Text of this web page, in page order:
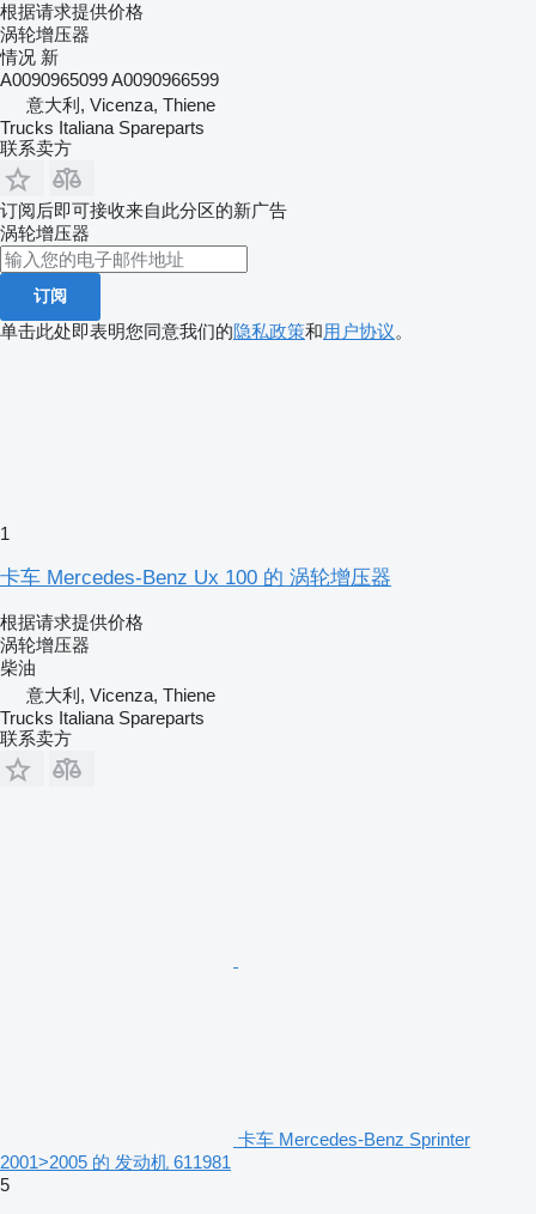
根据请求提供价格
涡轮增压器
情况 新
A0090965099 A0090966599
意大利, Vicenza, Thiene
Trucks Italiana Spareparts
联系卖方
订阅后即可接收来自此分区的新广告
涡轮增压器
订阅
单击此处即表明您同意我们的隐私政策和用户协议。
1
卡车 Mercedes-Benz Ux 100 的 涡轮增压器
根据请求提供价格
涡轮增压器
柴油
意大利, Vicenza, Thiene
Trucks Italiana Spareparts
联系卖方
卡车 Mercedes-Benz Sprinter
2001>2005 的 发动机 611981
5